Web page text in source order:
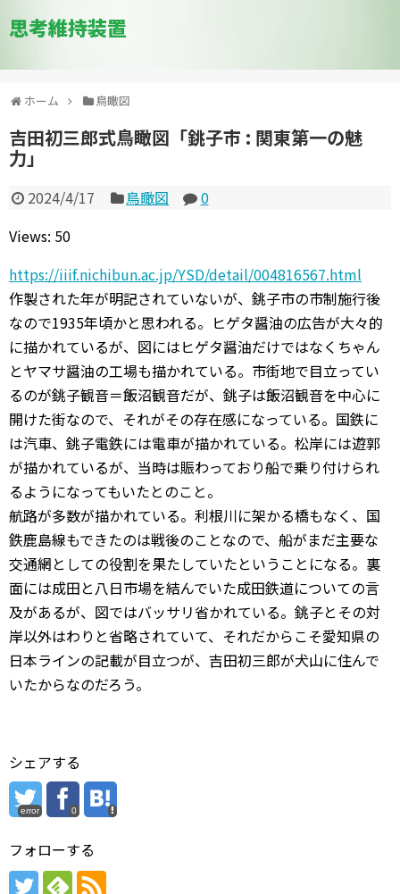
思考維持装置
ホーム 鳥瞰図
吉田初三郎式鳥瞰図「銚子市 : 関東第一の魅
力」
2024/4/17 鳥瞰図
0
Views: 50
https://iiif.nichibun.ac.jp/YSD/detail/004816567.html
作製された年が明記されていないが、銚子市の市制施行後
なので1935年頃かと思われる。ヒゲタ醤油の広告が大々的
に描かれているが、図にはヒゲタ醤油だけではなくちゃん
とヤマサ醤油の工場も描かれている。市街地で目立ってい
るのが銚子観音＝飯沼観音だが、銚子は飯沼観音を中心に
開けた街なので、それがその存在感になっている。国鉄に
は汽車、銚子電鉄には電車が描かれている。松岸には遊郭
が描かれているが、当時は賑わっており船で乗り付けられ
るようになってもいたとのこと。
航路が多数が描かれている。利根川に架かる橋もなく、国
鉄鹿島線もできたのは戦後のことなので、船がまだ主要な
交通網としての役割を果たしていたということになる。裏
面には成田と八日市場を結んでいた成田鉄道についての言
及があるが、図ではバッサリ省かれている。銚子とその対
岸以外はわりと省略されていて、それだからこそ愛知県の
日本ラインの記載が目立つが、吉田初三郎が犬山に住んで
いたからなのだろう。
シェアする
error 0
フォローする